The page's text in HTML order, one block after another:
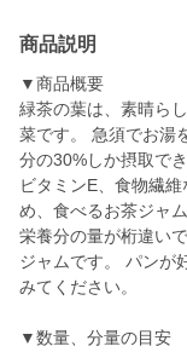
商品説明
▼商品概要
緑茶の葉は、素晴ら
菜です。 急須でお湯
分の30%しか摂取で
ビタミンE、食物繊
め、食べるお茶ジャ
栄養分の量が桁違い
ジャムです。 パンが
みてください。
▼数量、分量の目安